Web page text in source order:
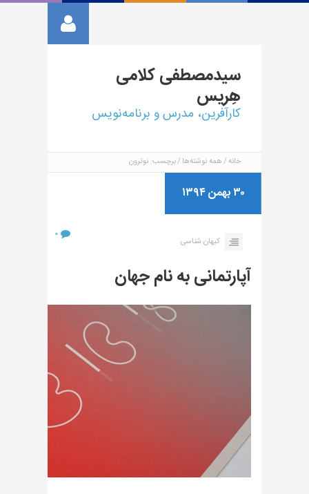
سیدمصطفیکلامی
هِریس
کارآفرین، مدرس و برنامه‌نویس
خانه همه نوشته‌ها برچسب: نوترون
۳۰ بهمن ۱۳۹۴
کیهان شناسی
۰
آپارتمانی به نام جهان